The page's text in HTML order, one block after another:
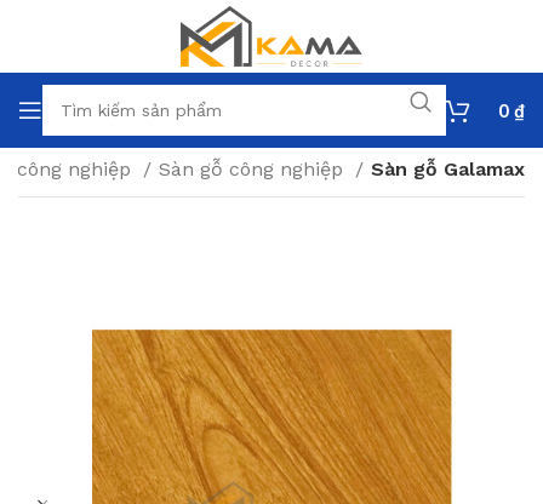
0 ₫
công nghiệp Sàn gỗ công nghiệp Sàn gỗ Galamax